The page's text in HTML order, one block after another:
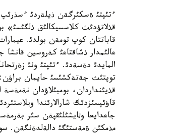
ءتئپتئ ةسكئرگةن ذيلةردئ ءسذرئپ
قذلاتؤدئث كلاسسيكالئق
قاباتتان كوپ تومةن بولدئ.
عالئمدار ذشاقتاعئ كةروسين قانشا
المايدئ دةسةدئ. ءتئپتئ ونئ
توپتئث جةتةكشئسئ حايمان براؤن:
قذيئنداردان، بومبئلاؤدان
قاؤئپسئزدئك شارالارئندا
جاعدايعا وثايشئلئقپةن سئر
مذمكئن ةمةستئگئ دالةلدةنگةن.